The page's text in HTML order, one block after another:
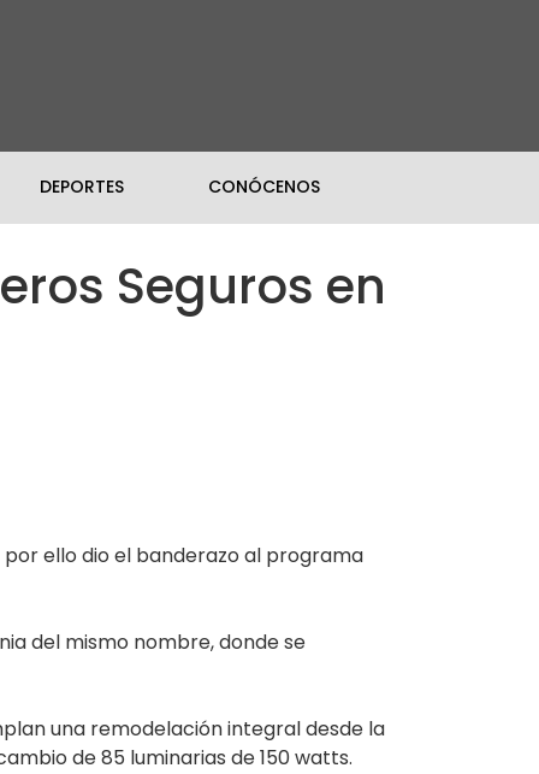
DEPORTES CONÓCENOS
Seguros en
por ello dio el banderazo al programa
del mismo nombre, donde se
una remodelación integral desde la
de 85 luminarias de 150 watts.